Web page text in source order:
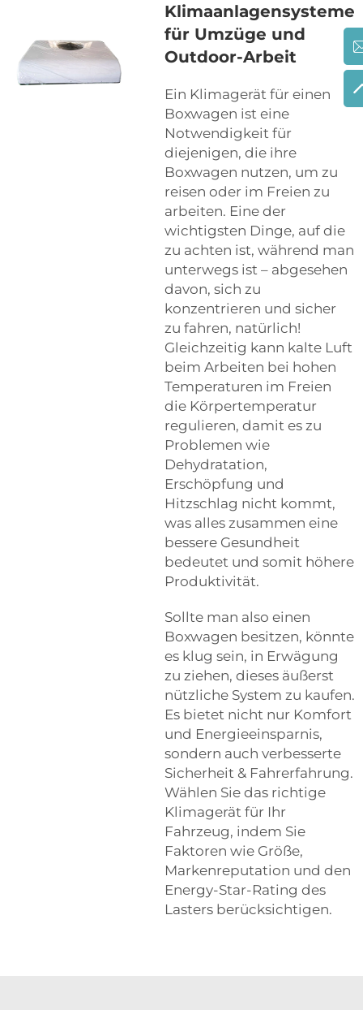
Klimaanlagensysteme
für Umzüge und
Outdoor-Arbeit
Ein Klimagerät für einen
Boxwagen ist eine
Notwendigkeit für
diejenigen, die ihre
Boxwagen nutzen, um zu
reisen oder im Freien zu
arbeiten. Eine der
wichtigsten Dinge, auf die
zu achten ist, während man
unterwegs ist – abgesehen
davon, sich zu
konzentrieren und sicher
zu fahren, natürlich!
Gleichzeitig kann kalte Luft
beim Arbeiten bei hohen
Temperaturen im Freien
die Körpertemperatur
regulieren, damit es zu
Problemen wie
Dehydratation,
Erschöpfung und
Hitzschlag nicht kommt,
was alles zusammen eine
bessere Gesundheit
bedeutet und somit höhere
Produktivität.
Sollte man also einen
Boxwagen besitzen, könnte
es klug sein, in Erwägung
zu ziehen, dieses äußerst
nützliche System zu kaufen.
Es bietet nicht nur Komfort
und Energieeinsparnis,
sondern auch verbesserte
Sicherheit & Fahrerfahrung.
Wählen Sie das richtige
Klimagerät für Ihr
Fahrzeug, indem Sie
Faktoren wie Größe,
Markenreputation und den
Energy-Star-Rating des
Lasters berücksichtigen.